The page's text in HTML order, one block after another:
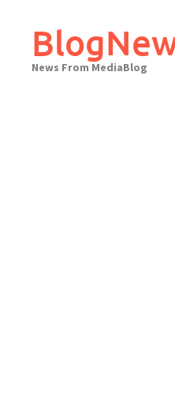
content
News From MediaBlog